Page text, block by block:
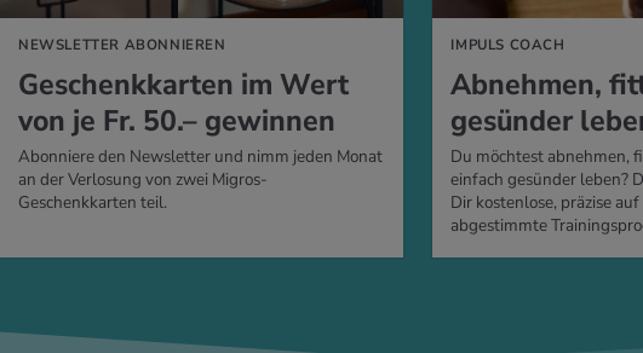
NEWSLETTER ABONNIEREN
Ge­schenk­kar­ten im Wert
von je Fr. 50.– ge­win­nen
Abonniere den Newsletter und nimm jeden Monat
an der Verlosung von zwei Migros-
Geschenkkarten teil.
IMPULS COACH
Ab­neh­men,
ge­sün­der
Du möchtest abnehmen,
einfach gesünder leben?
Dir kostenlose, präzise
abgestimmte